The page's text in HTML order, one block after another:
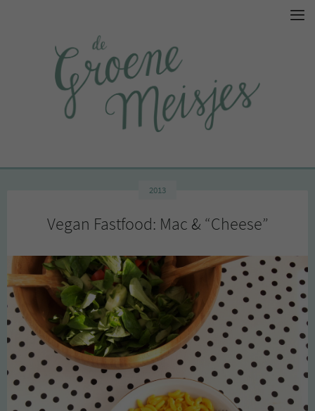
2013
Vegan Fastfood: Mac & “Cheese”